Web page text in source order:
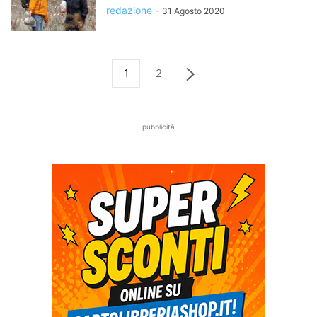
redazione - 31 Agosto 2020
1 2
pubblicità